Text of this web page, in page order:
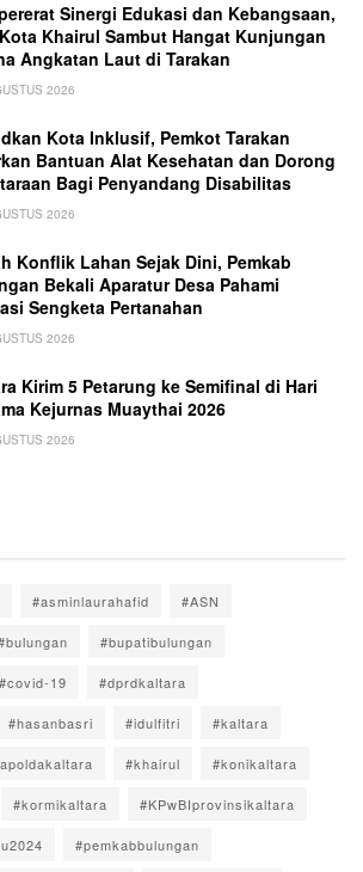
Sinergi Edukasi dan Kebangsaan,
Khairul Sambut Hangat Kunjungan
Angkatan Laut di Tarakan
2026
Kota Inklusif, Pemkot Tarakan
Bantuan Alat Kesehatan dan Dorong
Bagi Penyandang Disabilitas
2026
Konflik Lahan Sejak Dini, Pemkab
Bekali Aparatur Desa Pahami
Sengketa Pertanahan
2026
Kirim 5 Petarung ke Semifinal di Hari
Kejurnas Muaythai 2026
2026
#asminlaurahafid #ASN
#bupatibulungan
#covid-19 #dprdkaltara
#hasanbasri #idulfitri #kaltara
#khairul #konikaltara
#kormikaltara #KPwBIprovinsikaltara
#pemkabbulungan